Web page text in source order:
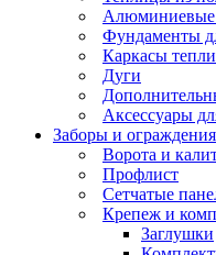
Фундаменты
Каркасы
Дуги
Аксессуары
Заборы и ограждения
Ворота и
Профлист
Сетчатые
Крепеж и
Заглушки